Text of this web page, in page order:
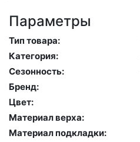
Параметры
Тип товара:
Категория:
Сезонность:
Бренд:
Цвет:
Материал верха:
Материал подкладки: